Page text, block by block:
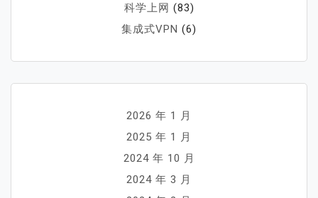
科学上网 (83)
集成式VPN (6)
2026 年 1 月
2025 年 1 月
2024 年 10 月
2024 年 3 月